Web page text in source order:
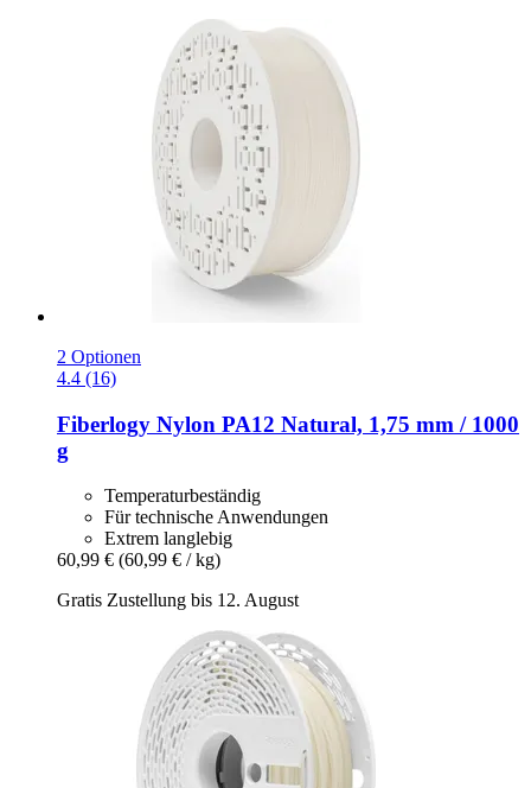
2 Optionen
4.4 (16)
Fiberlogy Nylon PA12 Natural, 1,75 mm / 1000
g
Temperaturbeständig
Für technische Anwendungen
Extrem langlebig
60,99 € (60,99 € / kg)
Gratis Zustellung bis 12. August